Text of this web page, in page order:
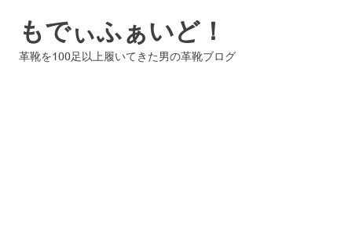
もでぃふぁいど！
革靴を100足以上履いてきた男の革靴ブログ